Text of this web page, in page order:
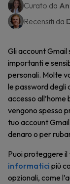
Curato da
Recensiti da
Gli account
importanti e
personali. Molte
le password degli
accesso all’home
vengono spesso
tuo account
denaro o per
Puoi proteggere
informatici più
opzionali, come